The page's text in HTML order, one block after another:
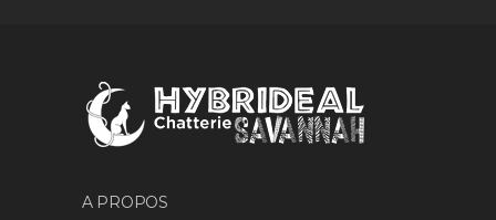
A PROPOS